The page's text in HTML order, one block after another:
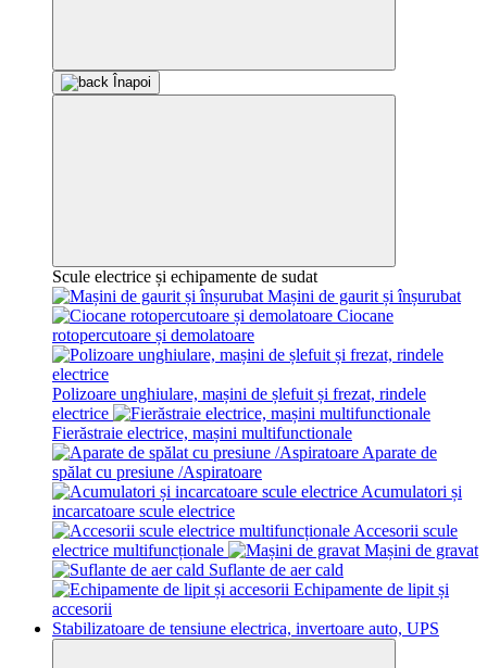
Înapoi
Scule electrice și echipamente de sudat
Mașini de gaurit și înșurubat
Ciocane
rotopercutoare și demolatoare
Polizoare unghiulare, mașini de șlefuit și frezat, rindele
electrice
Fierăstraie electrice, mașini multifunctionale
Aparate de
spălat cu presiune /Aspiratoare
Acumulatori și
incarcatoare scule electrice
Accesorii scule
electrice multifuncționale
Mașini de gravat
Suflante de aer cald
Echipamente de lipit și
accesorii
Stabilizatoare de tensiune electrica, invertoare auto, UPS